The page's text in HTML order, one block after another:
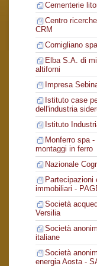
Cementerie
Centro
CRM
Cornigliano spa
Elba S.A. di
altiforni
Impresa
Istituto case
dell'industria
Istituto
Monferro spa
montaggi in ferro
Nazionale
Partecipazioni
immobiliari -
Società
Versilia
Società
italiane
Società
energia Aosta -